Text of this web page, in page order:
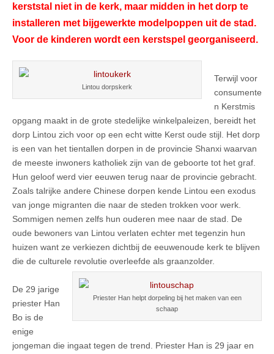
kerststal niet in de kerk, maar midden in het dorp te
installeren met bijgewerkte modelpoppen uit de stad.
Voor de kinderen wordt een kerstspel georganiseerd.
Lintou dorpskerk
Terwijl voor
consumente
n Kerstmis
opgang maakt in de grote stedelijke winkelpaleizen, bereidt het
dorp Lintou zich voor op een echt witte Kerst oude stijl. Het dorp
is een van het tientallen dorpen in de provincie Shanxi waarvan
de meeste inwoners katholiek zijn van de geboorte tot het graf.
Hun geloof werd vier eeuwen terug naar de provincie gebracht.
Zoals talrijke andere Chinese dorpen kende Lintou een exodus
van jonge migranten die naar de steden trokken voor werk.
Sommigen nemen zelfs hun ouderen mee naar de stad. De
oude bewoners van Lintou verlaten echter met tegenzin hun
huizen want ze verkiezen dichtbij de eeuwenoude kerk te blijven
die de culturele revolutie overleefde als graanzolder.
Priester Han helpt dorpeling bij het maken van een
schaap
De 29 jarige
priester Han
Bo is de
enige
jongeman die ingaat tegen de trend. Priester Han is 29 jaar en